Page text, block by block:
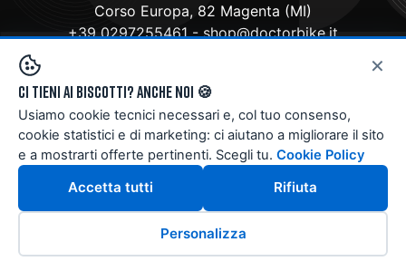
Corso Europa, 82 Magenta (MI)
+39 0297255461-shop@doctorbike.it
Da Martedì a Sabato dalle 9 alle 12 e dalle 15 alle 19
P.Iva 12143730963
Doctorbike Storeè rivenditore ufficiale CUBE,
×
Ci tieni ai biscotti? Anche noi 🍪
Usiamo cookie tecnici necessari e, col tuo consenso,
cookie statistici e di marketing: ci aiutano a migliorare il sito
e a mostrarti offerte pertinenti. Scegli tu. Cookie Policy
Accetta tutti Rifiuta
Personalizza